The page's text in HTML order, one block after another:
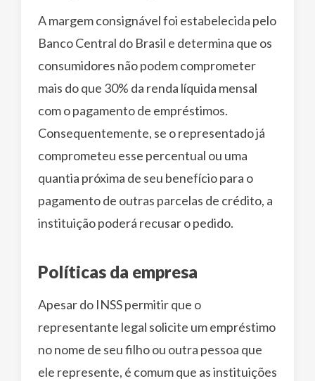
A margem consignável foi estabelecida pelo
Banco Central do Brasil e determina que os
consumidores não podem comprometer
mais do que 30% da renda líquida mensal
com o pagamento de empréstimos.
Consequentemente, se o representado já
comprometeu esse percentual ou uma
quantia próxima de seu benefício para o
pagamento de outras parcelas de crédito, a
instituição poderá recusar o pedido.
Políticas da empresa
Apesar do INSS permitir que o
representante legal solicite um empréstimo
no nome de seu filho ou outra pessoa que
ele represente, é comum que as instituições